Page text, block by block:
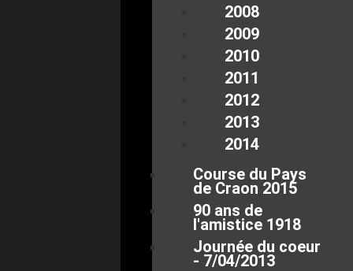
2008
2009
2010
2011
2012
2013
2014
Course du Pays
de Craon 2015
90 ans de
l'amistice 1918
Journée du coeur
- 7/04/2013